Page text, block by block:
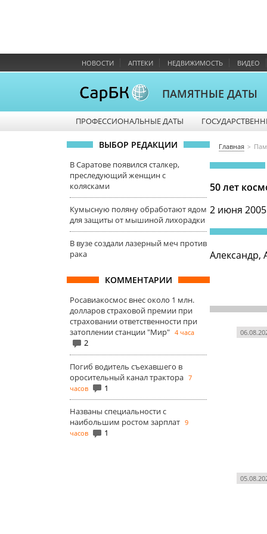
НОВОСТИ АПТЕКИ НЕДВИЖИМОСТЬ ВИДЕО
ПАМЯТНЫЕ ДАТЫ
ПРОФЕССИОНАЛЬНЫЕ ДАТЫ
ВЫБОР РЕДАКЦИИ
В Саратове появился сталкер,
преследующий женщин с
колясками
Кумысную поляну обработают ядом
для защиты от мышиной лихорадки
В вузе создали лазерный меч против
рака
КОММЕНТАРИИ
Росавиакосмос внес около 1 млн.
долларов страховой премии при
страховании ответственности при
затоплении станции "Мир" 4 часа
2
Погиб водитель съехавшего в
оросительный канал трактора 7
часов
1
Названы специальности с
наибольшим ростом зарплат 9
часов
1
Главная
50 лет
2 июня
Александр,